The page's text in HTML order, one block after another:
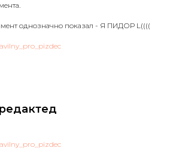
однозначно показал - Я ПИДОР L((((